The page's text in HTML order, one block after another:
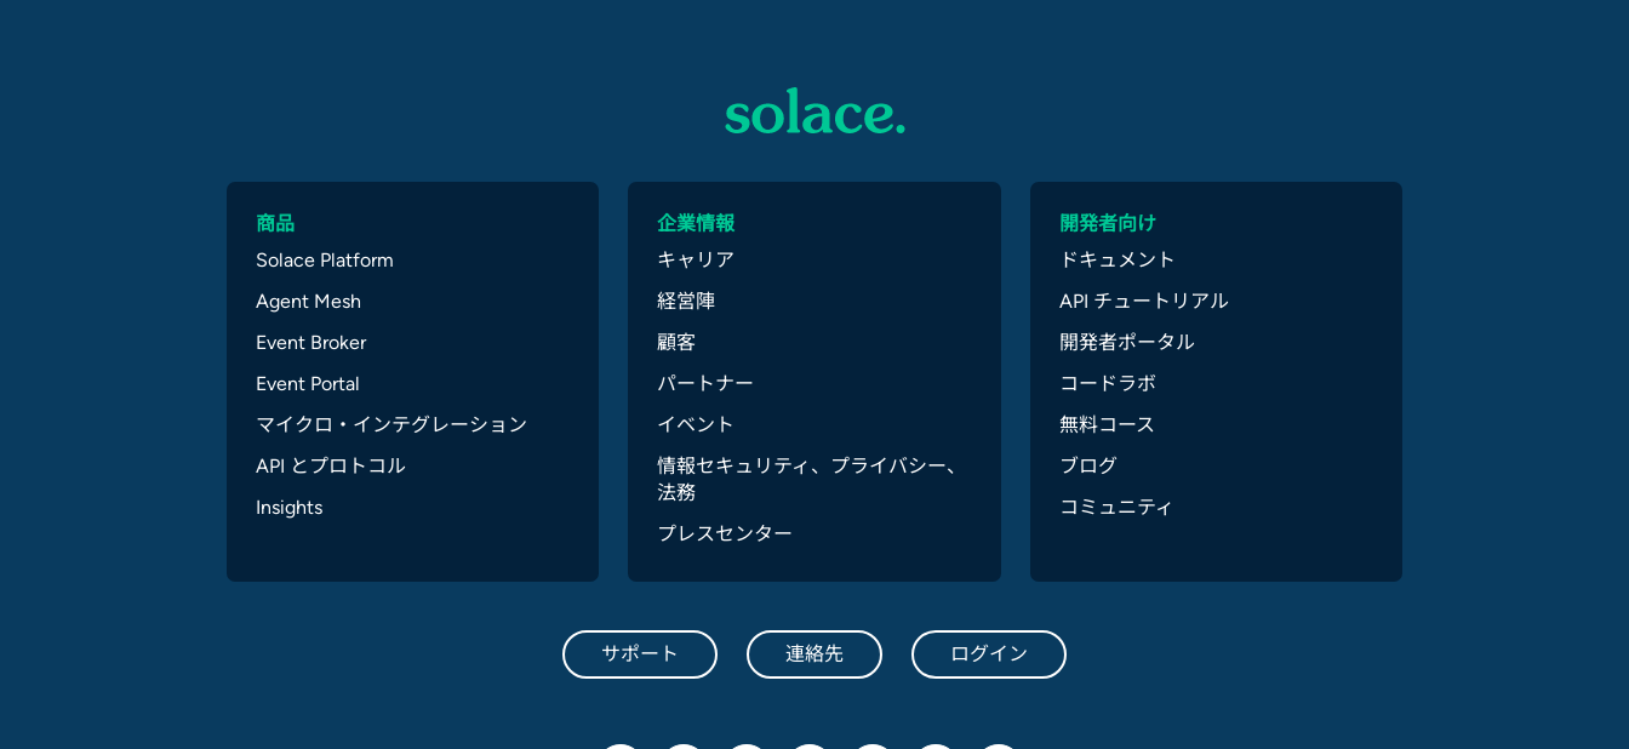
ンバーに通知し、旅客向け情
報を自動的に更新します。
商品
Solace Platform
Agent Mesh
Event Broker
Event Portal
マイクロ・インテグレーション
API とプロトコル
Insights
企業情報
キャリア
経営陣
顧客
パートナー
イベント
情報セキュリティ、プライバシー、
法務
プレスセンター
開発者向け
ドキュメント
API チュートリアル
開発者ポータル
コードラボ
無料コース
ブログ
コミュニティ
サポート 連絡先 ログイン